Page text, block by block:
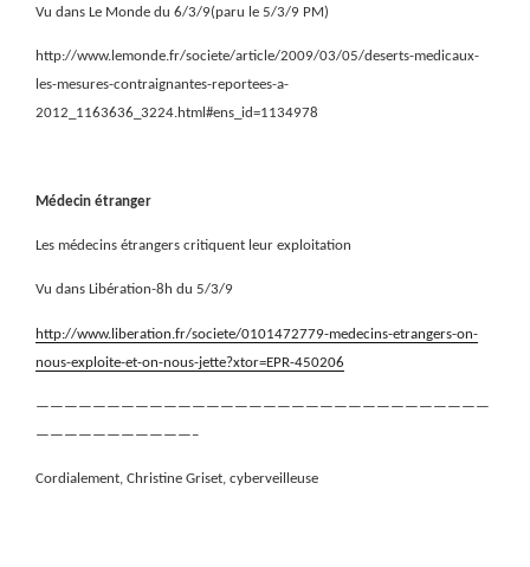
Vu dans Le Monde du 6/3/9(paru le 5/3/9 PM)
http://www.lemonde.fr/societe/article/2009/03/05/deserts-medicaux-
les-mesures-contraignantes-reportees-a-
2012_1163636_3224.html#ens_id=1134978
Médecin étranger
Les médecins étrangers critiquent leur exploitation
Vu dans Libération-8h du 5/3/9
http://www.liberation.fr/societe/0101472779-medecins-etrangers-on-
nous-exploite-et-on-nous-jette?xtor=EPR-450206
————————————————————————————————
———————————–
Cordialement, Christine Griset, cyberveilleuse